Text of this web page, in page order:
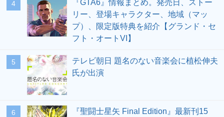
4
『GTA6』情報まとめ。発売日、ストー
リー、登場キャラクター、地域（マッ
プ）、限定版特典を紹介【グランド・セ
フト・オートVI】
5
テレビ朝日 題名のない音楽会に植松伸夫
氏が出演
6
『聖闘士星矢 Final Edition』最新刊15